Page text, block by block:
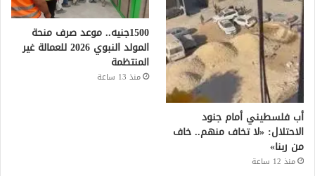
أب فلسطيني أمام جنود
الاحتلال: «لا تخاف منهم.. خاف
من ربنا»
منذ 12 ساعة
1500جنيه.. موعد صرف منحة
المولد النبوي 2026 للعمالة غير
المنتظمة
منذ 13 ساعة